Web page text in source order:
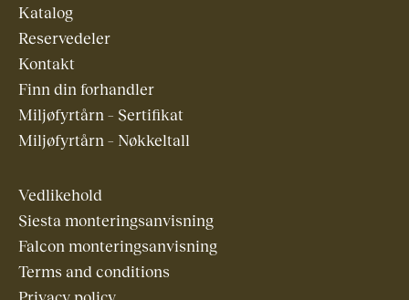
Katalog
Reservedeler
Kontakt
Finn din forhandler
Miljøfyrtårn – Sertifikat
Miljøfyrtårn – Nøkkeltall
Vedlikehold
Siesta monteringsanvisning
Falcon monteringsanvisning
Terms and conditions